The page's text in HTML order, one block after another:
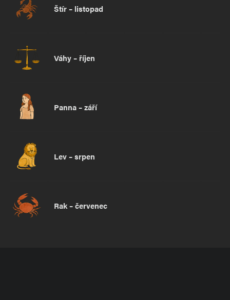
Štír – listopad
Váhy – říjen
Panna – září
Lev – srpen
Rak – červenec